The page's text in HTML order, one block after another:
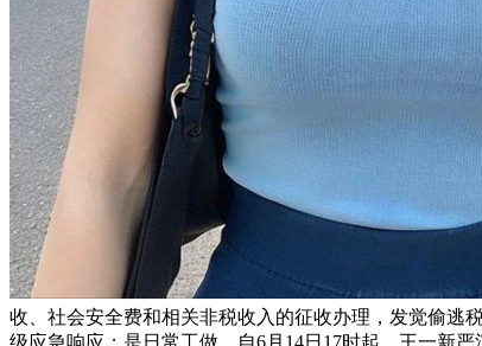
收、社会安全费和相关非税收入的征收办理，发觉偷逃